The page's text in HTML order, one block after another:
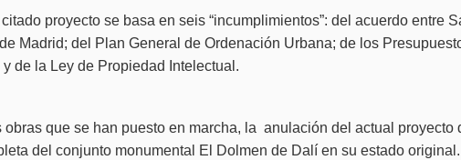
proyecto se basa en seis “incumplimientos”: del acuerdo entre
Madrid; del Plan General de Ordenación Urbana; de los
de la Ley de Propiedad Intelectual.
que se han puesto en marcha, la anulación del actual
del conjunto monumental El Dolmen de Dalí en su estado original.